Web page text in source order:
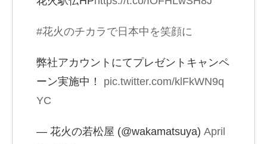
#花火のチカラで日本中を笑顔に
弊社アカウントにてプレゼントキャンペ
ーン実施中！ pic.twitter.com/klFkWN9q
YC
— 花火の若松屋 (@wakamatsuya) April